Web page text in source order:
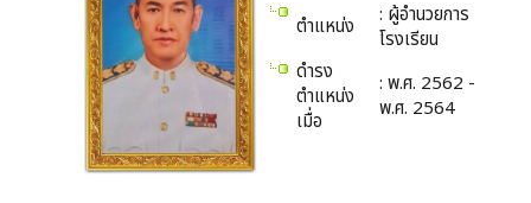
ตำแหน่ง
: ผู้อำนวยการ
โรงเรียน
ดำรง
ตำแหน่ง
เมื่อ
: พ.ศ. 2562 -
พ.ศ. 2564